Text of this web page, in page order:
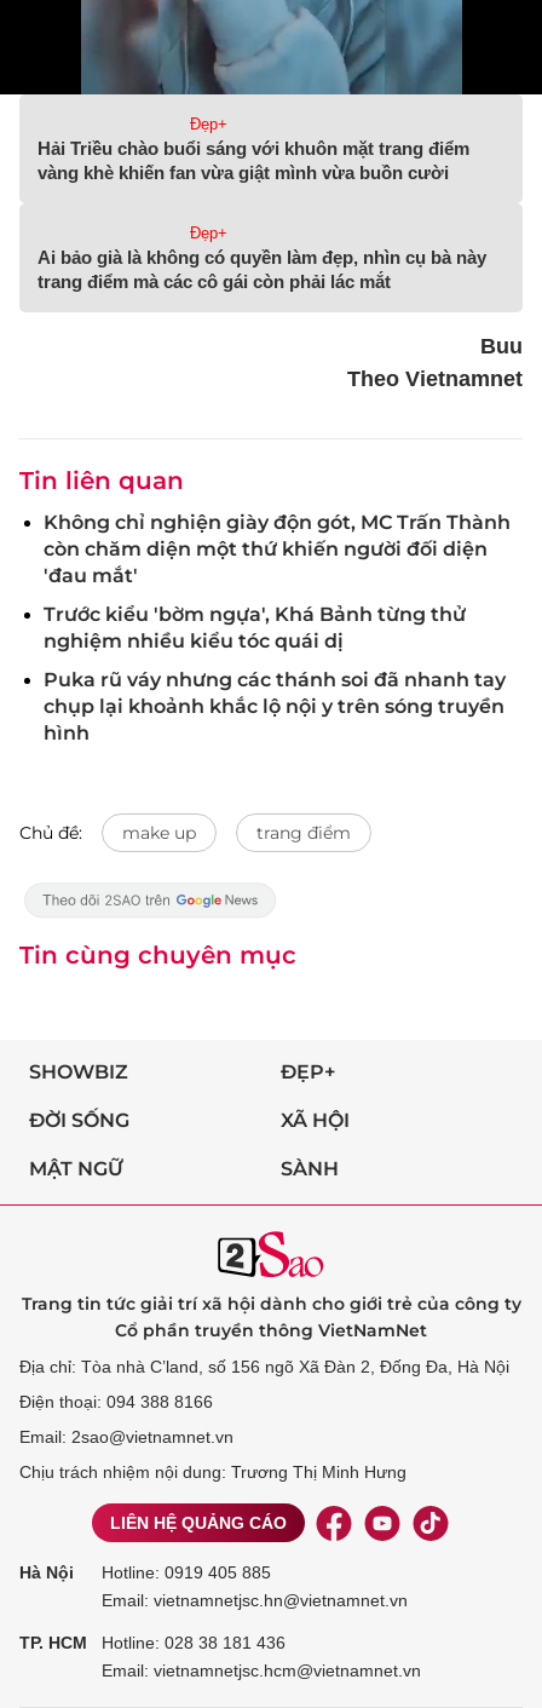
Đẹp+
Hải Triều chào buổi sáng với khuôn mặt trang điểm
vàng khè khiến fan vừa giật mình vừa buồn cười
Đẹp+
Ai bảo già là không có quyền làm đẹp, nhìn cụ bà này
trang điểm mà các cô gái còn phải lác mắt
Buu
Theo Vietnamnet
Tin liên quan
Không chỉ nghiện giày độn gót, MC Trấn Thành
còn chăm diện một thứ khiến người đối diện
'đau mắt'
Trước kiểu 'bờm ngựa', Khá Bảnh từng thử
nghiệm nhiều kiểu tóc quái dị
Puka rũ váy nhưng các thánh soi đã nhanh tay
chụp lại khoảnh khắc lộ nội y trên sóng truyền
hình
Chủ đề: make up trang điểm
Tin cùng chuyên mục
SHOWBIZ ĐẸP+
ĐỜI SỐNG XÃ HỘI
MẬT NGỮ SÀNH
Trang tin tức giải trí xã hội dành cho giới trẻ của công ty
Cổ phần truyền thông VietNamNet
Địa chỉ: Tòa nhà C’land, số 156 ngõ Xã Đàn 2, Đống Đa, Hà Nội
Điện thoại: 094 388 8166
Email: 2sao@vietnamnet.vn
Chịu trách nhiệm nội dung: Trương Thị Minh Hưng
LIÊN HỆ QUẢNG CÁO
Hà Nội Hotline: 0919 405 885
Email: vietnamnetjsc.hn@vietnamnet.vn
TP. HCM Hotline: 028 38 181 436
Email: vietnamnetjsc.hcm@vietnamnet.vn